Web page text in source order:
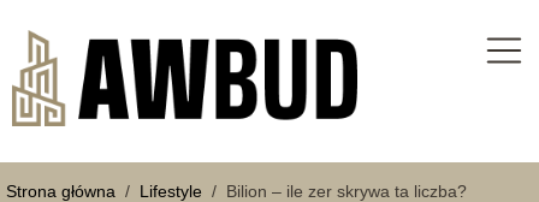
Strona główna / Lifestyle / Bilion – ile zer skrywa ta liczba?